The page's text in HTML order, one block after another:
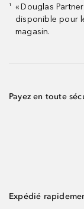
¹
« Douglas
disponible pour
magasin.
Payez en toute
Expédié